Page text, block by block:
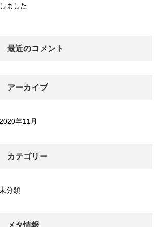
しました
最近のコメント
アーカイブ
2020年11月
カテゴリー
分類
メタ情報